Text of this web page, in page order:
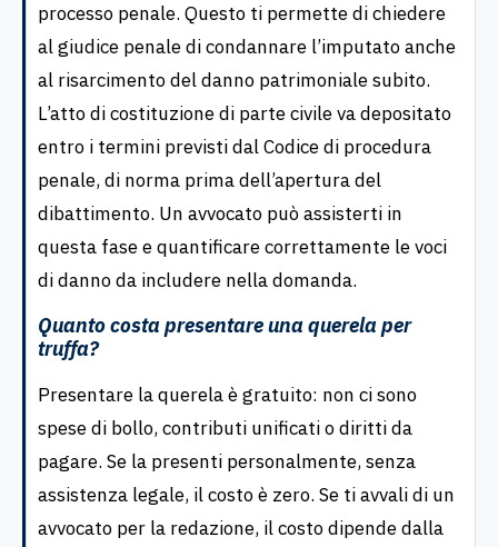
processo penale. Questo ti permette di chiedere
al giudice penale di condannare l’imputato anche
al risarcimento del danno patrimoniale subito.
L’atto di costituzione di parte civile va depositato
entro i termini previsti dal Codice di procedura
penale, di norma prima dell’apertura del
dibattimento. Un avvocato può assisterti in
questa fase e quantificare correttamente le voci
di danno da includere nella domanda.
Quanto costa presentare una querela per
truffa?
Presentare la querela è gratuito: non ci sono
spese di bollo, contributi unificati o diritti da
pagare. Se la presenti personalmente, senza
assistenza legale, il costo è zero. Se ti avvali di un
avvocato per la redazione, il costo dipende dalla